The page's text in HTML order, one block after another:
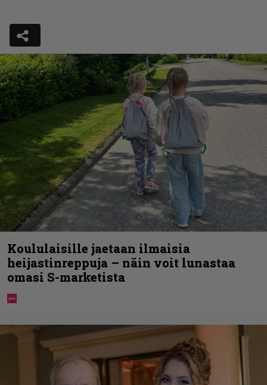
Koululaisille jaetaan ilmaisia
heijastinreppuja – näin voit lunastaa
omasi S-marketista